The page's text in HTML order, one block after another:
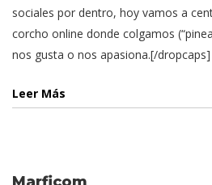
sociales por dentro, hoy vamos a
corcho online donde colgamos
nos gusta o nos apasiona.[/dropcaps]
Leer Más